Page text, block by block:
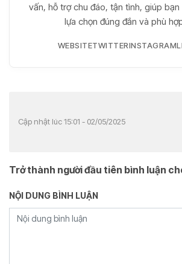
vấn, hỗ trợ chu đáo, tận tình, giúp
lựa chọn đúng đắn và phù
WEBSITETWITTERINSTAGRAM
Cập nhật lúc 15:01 - 02/05/2025
Trở thành người đầu tiên bình luận
NỘI DUNG BÌNH LUẬN